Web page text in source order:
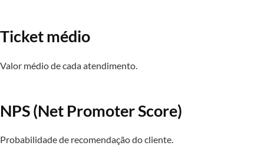
Ticket médio
Valor médio de cada atendimento.
NPS (Net Promoter Score)
Probabilidade de recomendação do cliente.